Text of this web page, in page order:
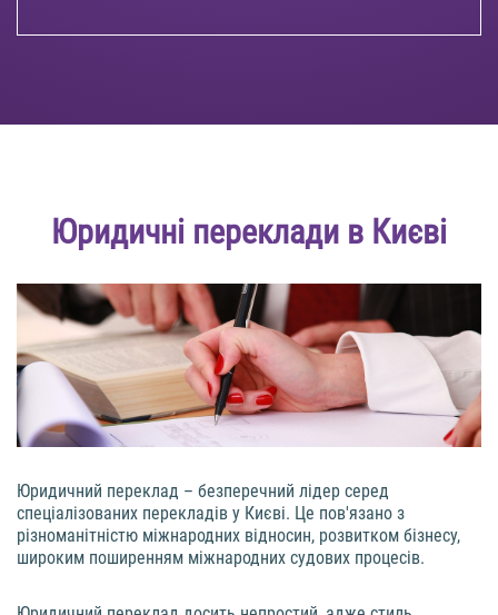
Юридичні переклади в Києві
Юридичний переклад – безперечний лідер серед
спеціалізованих перекладів у Києві. Це пов'язано з
різноманітністю міжнародних відносин, розвитком бізнесу,
широким поширенням міжнародних судових процесів.